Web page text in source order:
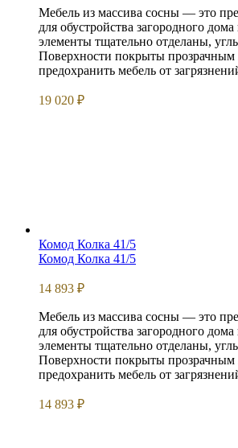
Мебель из массива сосны — это
для обустройства загородного
элементы тщательно отделаны,
Поверхности покрыты прозрачным
предохранить мебель от
19 020 ₽
Комод Колка 41/5
Комод Колка 41/5
14 893 ₽
Мебель из массива сосны — это
для обустройства загородного
элементы тщательно отделаны,
Поверхности покрыты прозрачным
предохранить мебель от
14 893 ₽